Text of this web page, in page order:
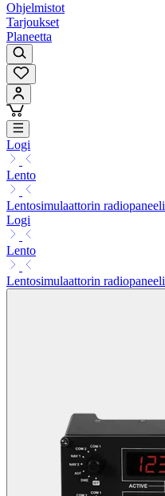
Ohjelmistot
Tarjoukset
Planeetta
Logi
Lento
Lentosimulaattorin radiopaneeli
Logi
Lento
Lentosimulaattorin radiopaneeli